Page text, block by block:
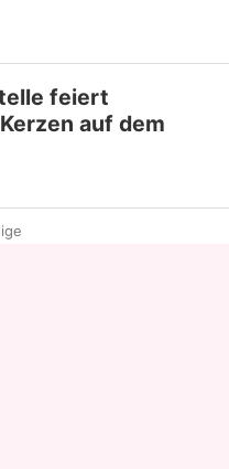
feiert
auf dem